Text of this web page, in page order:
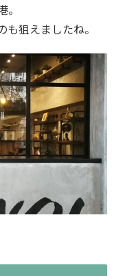
狙えましたね。